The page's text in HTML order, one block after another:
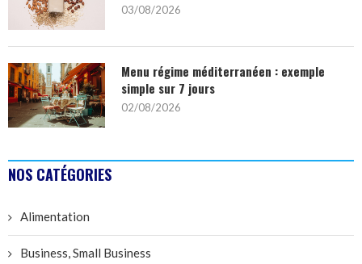
03/08/2026
Menu régime méditerranéen : exemple
simple sur 7 jours
02/08/2026
NOS CATÉGORIES
Alimentation
Business, Small Business